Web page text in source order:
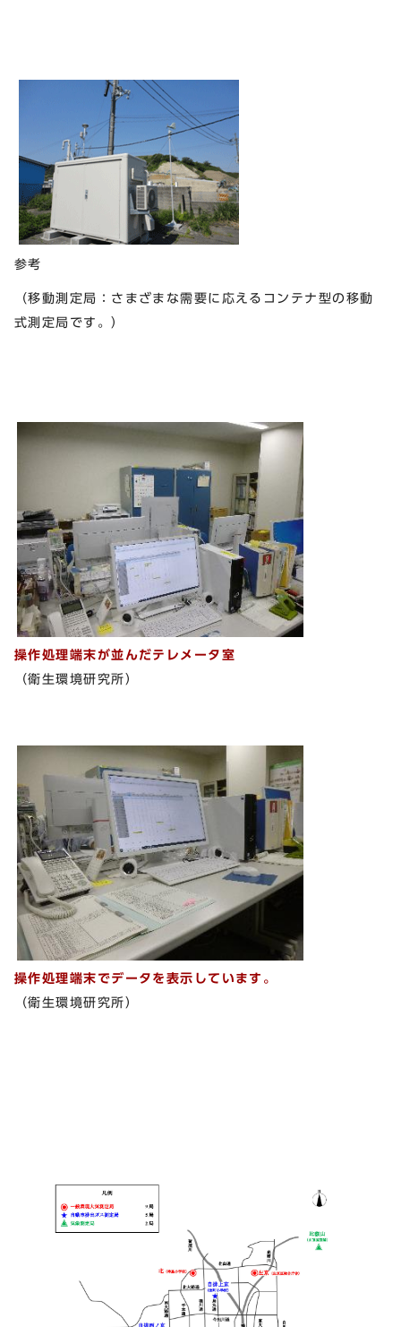
参考
（移動測定局：さまざまな需要に応えるコンテナ型の移動
式測定局です。）
操作処理端末が並んだテレメータ室
（衛生環境研究所）
操作処理端末でデータを表示しています。
（衛生環境研究所）